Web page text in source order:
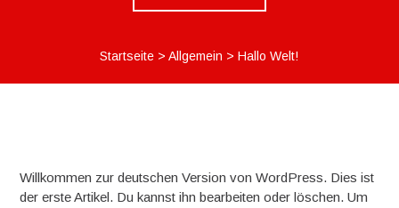
Startseite >Allgemein >Hallo Welt!
Willkommen zur deutschen Version von WordPress. Dies ist
der erste Artikel. Du kannst ihn bearbeiten oder löschen. Um